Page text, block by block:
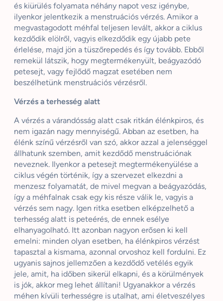
és kiürülés folyamata néhány napot vesz igénybe,
ilyenkor jelentkezik a menstruációs vérzés. Amikor a
megvastagodott méhfal teljesen levált, akkor a ciklus
kezdődik elölről, vagyis elkezdődik egy újabb pete
érlelése, majd jön a tüszőrepedés és így tovább. Ebből
remekül látszik, hogy megtermékenyült, beágyazódó
petesejt, vagy fejlődő magzat esetében nem
beszélhetünk menstruációs vérzésről.
Vérzés a terhesség alatt
A vérzés a várandósság alatt csak ritkán élénkpiros, és
nem igazán nagy mennyiségű. Abban az esetben, ha
élénk színű vérzésről van szó, akkor azzal a jelenséggel
állhatunk szemben, amit kezdődő menstruációnak
neveznek. Ilyenkor a petesejt megtermékenyülése a
ciklus végén történik, így a szervezet elkezdni a
menzesz folyamatát, de mivel megvan a beágyazódás,
így a méhfalnak csak egy kis része válik le, vagyis a
vérzés sem nagy. Igen ritka esetben elképzelhető a
terhesség alatt is peteérés, de ennek esélye
elhanyagolható. Itt azonban nagyon erősen ki kell
emelni: minden olyan esetben, ha élénkpiros vérzést
tapasztal a kismama, azonnal orvoshoz kell fordulni. Ez
ugyanis sajnos jellemzően a kezdődő vetélés egyik
jele, amit, ha időben sikerül elkapni, és a körülmények
is jók, akkor meg lehet állítani! Ugyanakkor a vérzés
méhen kívüli terhességre is utalhat, ami életveszélyes